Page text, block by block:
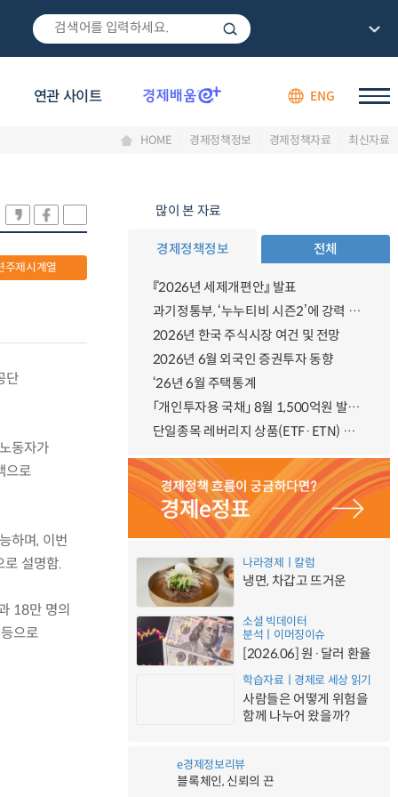
연관 사이트 ENG
HOME 경제정책정보 경제정책자료 최신자료
주제시계열
단
동자가
으로
하며, 이번
설명함.
18만 명의
으로
많이 본 자료
경제정책정보 전체
『2026년 세제개편안』 발표
과기정통부, ‘누누티비 시즌2’에 강력 대응 의지 밝혀
2026년 한국 주식시장 여건 및 전망
2026년 6월 외국인 증권투자 동향
‘26년 6월 주택통계
「개인투자용 국채」 8월 1,500억원 발행 예정
단일종목 레버리지 상품(ETF·ETN) 기본예탁금 강화 조기시행 방안 안내
나라경제ㅣ칼럼
냉면, 차갑고 뜨거운
소셜 빅데이터
분석ㅣ이머징이슈
[2026.06] 원·달러 환율
학습자료ㅣ경제로 세상 읽기
사람들은 어떻게 위험을
함께 나누어 왔을까?
e경제정보리뷰
블록체인, 신뢰의 끈